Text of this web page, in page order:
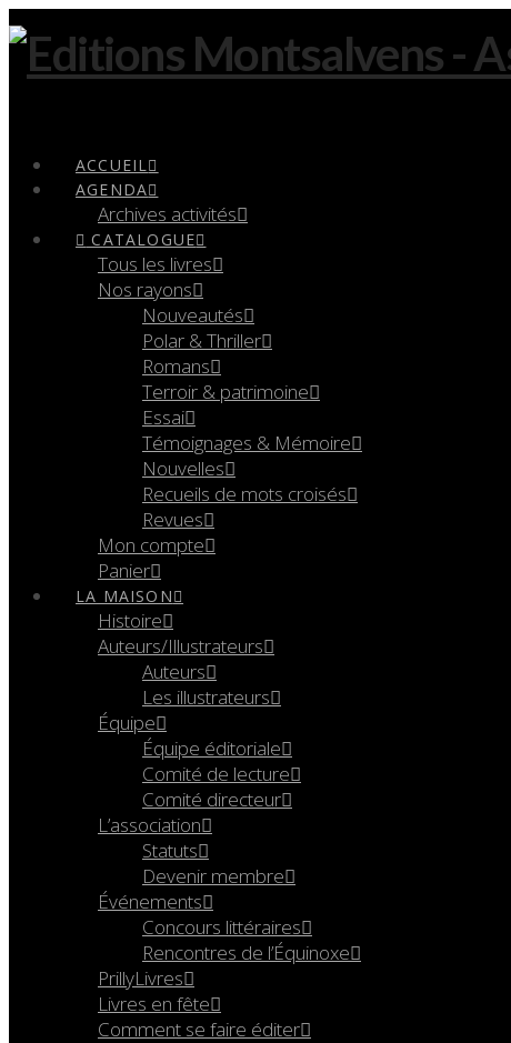
ACCUEIL
AGENDA
Archives activités
CATALOGUE
Tous les livres
Nos rayons
Nouveautés
Polar & Thriller
Romans
Terroir & patrimoine
Essai
Témoignages & Mémoire
Nouvelles
Recueils de mots croisés
Revues
Mon compte
Panier
LA MAISON
Histoire
Auteurs/Illustrateurs
Auteurs
Les illustrateurs
Équipe
Équipe éditoriale
Comité de lecture
Comité directeur
L’association
Statuts
Devenir membre
Événements
Concours littéraires
Rencontres de l’Équinoxe
PrillyLivres
Livres en fête
Comment se faire éditer